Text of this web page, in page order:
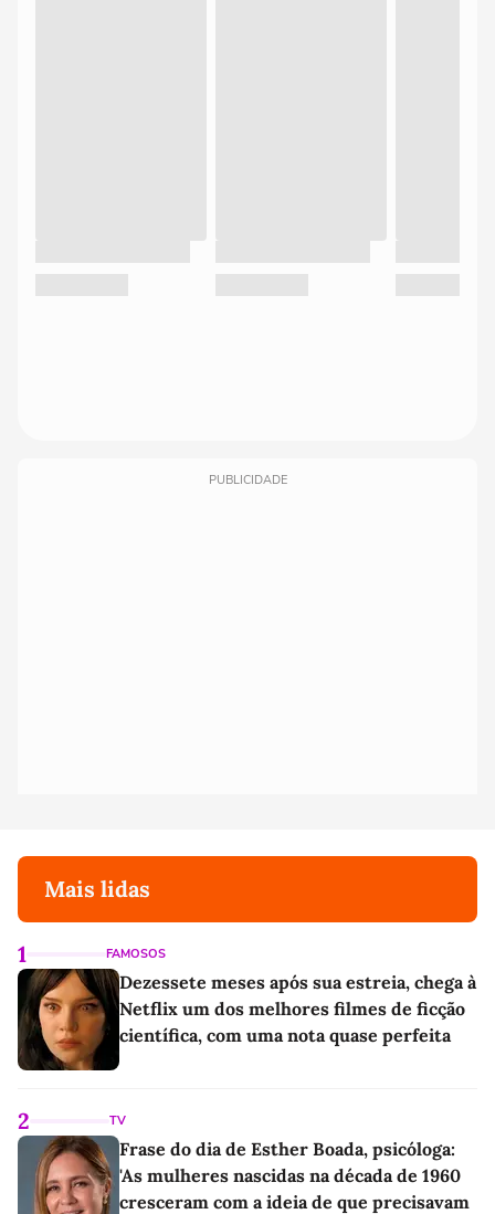
PUBLICIDADE
Mais lidas
1 FAMOSOS
Dezessete meses após sua estreia, chega à
Netflix um dos melhores filmes de ficção
científica, com uma nota quase perfeita
2 TV
Frase do dia de Esther Boada, psicóloga:
'As mulheres nascidas na década de 1960
cresceram com a ideia de que precisavam